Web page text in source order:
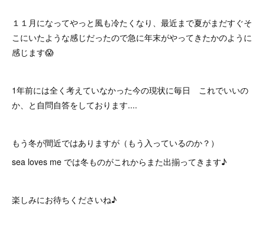
１１月になってやっと風も冷たくなり、最近まで夏がまだすぐそ
こにいたような感じだったので急に年末がやってきたかのように
感じます😱
1年前には全く考えていなかった今の現状に毎日 これでいいの
か、と自問自答をしております....
もう冬が間近ではありますが（もう入っているのか？）
sea loves me では冬ものがこれからまた出揃ってきます♪
楽しみにお待ちくださいね♪